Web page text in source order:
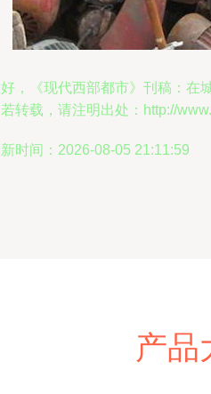
，《现代西部都市》刊稿：在
转载，请注明出处：http://
时间：2026-08-05 21:11:59
产品